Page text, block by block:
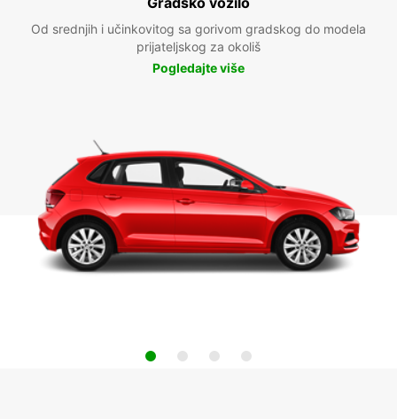
Od srednjih i učinkovitog sa gorivom gradskog do modela
prijateljskog za okoliš
Pogledajte više